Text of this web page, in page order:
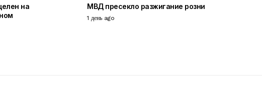
на
МВД пресекло разжигание розни
1 день ago